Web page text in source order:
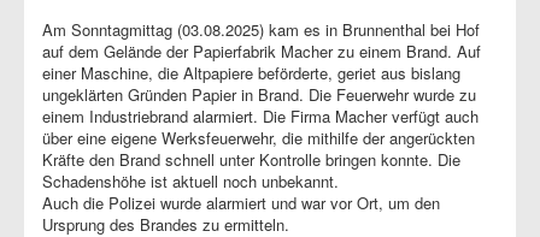
Am Sonntagmittag (03.08.2025) kam es in Brunnenthal bei Hof
auf dem Gelände der Papierfabrik Macher zu einem Brand. Auf
einer Maschine, die Altpapiere beförderte, geriet aus bislang
ungeklärten Gründen Papier in Brand. Die Feuerwehr wurde zu
einem Industriebrand alarmiert. Die Firma Macher verfügt auch
über eine eigene Werksfeuerwehr, die mithilfe der angerückten
Kräfte den Brand schnell unter Kontrolle bringen konnte. Die
Schadenshöhe ist aktuell noch unbekannt.
Auch die Polizei wurde alarmiert und war vor Ort, um den
Ursprung des Brandes zu ermitteln.